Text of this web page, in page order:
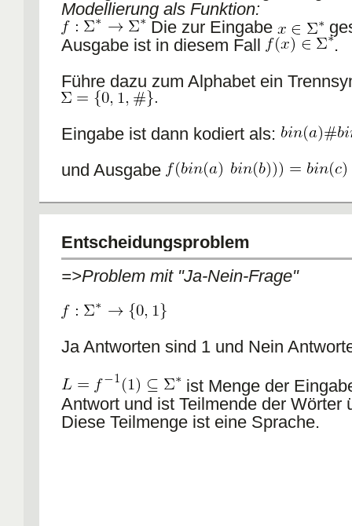
Modellierung als Funktion:
Die zur Eingabe
Ausgabe ist in diesem Fall
.
Führe dazu zum Alphabet ein
Eingabe ist dann kodiert als:
und Ausgabe
Entscheidungsproblem
=>Problem mit "Ja-Nein-Frage"
Ja Antworten sind 1 und Nein
ist Menge der
Antwort und ist Teilmende der Wörter
Diese Teilmenge ist eine Sprache.